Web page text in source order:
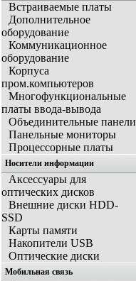
Встраиваемые платы
Дополнительное
оборудование
Коммуникационное
оборудование
Корпуса
пром.компьютеров
Многофункциональные
платы ввода-вывода
Объединительные панели
Панельные мониторы
Процессорные платы
Носители информации
Аксессуары для
оптических дисков
Внешние диски HDD-
SSD
Карты памяти
Накопители USB
Оптические диски
Мобильная связь